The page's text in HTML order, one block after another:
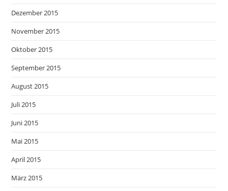
Dezember 2015
November 2015
Oktober 2015
September 2015
August 2015
Juli 2015
Juni 2015
Mai 2015
April 2015
März 2015